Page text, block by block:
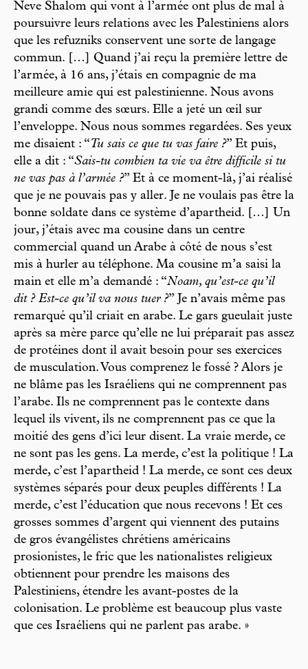
Neve Shalom qui vont à l’armée ont plus de mal à
poursuivre leurs relations avec les Palestiniens alors
que les refuzniks conservent une sorte de langage
commun. […] Quand j’ai reçu la première lettre de
l’armée, à 16 ans, j’étais en compagnie de ma
meilleure amie qui est palestinienne. Nous avons
grandi comme des sœurs. Elle a jeté un œil sur
l’enveloppe. Nous nous sommes regardées. Ses yeux
me disaient : “Tu sais ce que tu vas faire ?” Et puis,
elle a dit : “Sais-tu combien ta vie va être difficile si tu
ne vas pas à l’armée ?” Et à ce moment-là, j’ai réalisé
que je ne pouvais pas y aller. Je ne voulais pas être la
bonne soldate dans ce système d’apartheid. […] Un
jour, j’étais avec ma cousine dans un centre
commercial quand un Arabe à côté de nous s’est
mis à hurler au téléphone. Ma cousine m’a saisi la
main et elle m’a demandé : “Noam, qu’est-ce qu’il
dit ? Est-ce qu’il va nous tuer ?” Je n’avais même pas
remarqué qu’il criait en arabe. Le gars gueulait juste
après sa mère parce qu’elle ne lui préparait pas assez
de protéines dont il avait besoin pour ses exercices
de musculation. Vous comprenez le fossé ? Alors je
ne blâme pas les Israéliens qui ne comprennent pas
l’arabe. Ils ne comprennent pas le contexte dans
lequel ils vivent, ils ne comprennent pas ce que la
moitié des gens d’ici leur disent. La vraie merde, ce
ne sont pas les gens. La merde, c’est la politique ! La
merde, c’est l’apartheid ! La merde, ce sont ces deux
systèmes séparés pour deux peuples différents ! La
merde, c’est l’éducation que nous recevons ! Et ces
grosses sommes d’argent qui viennent des putains
de gros évangélistes chrétiens américains
prosionistes, le fric que les nationalistes religieux
obtiennent pour prendre les maisons des
Palestiniens, étendre les avant-postes de la
colonisation. Le problème est beaucoup plus vaste
que ces Israéliens qui ne parlent pas arabe. »